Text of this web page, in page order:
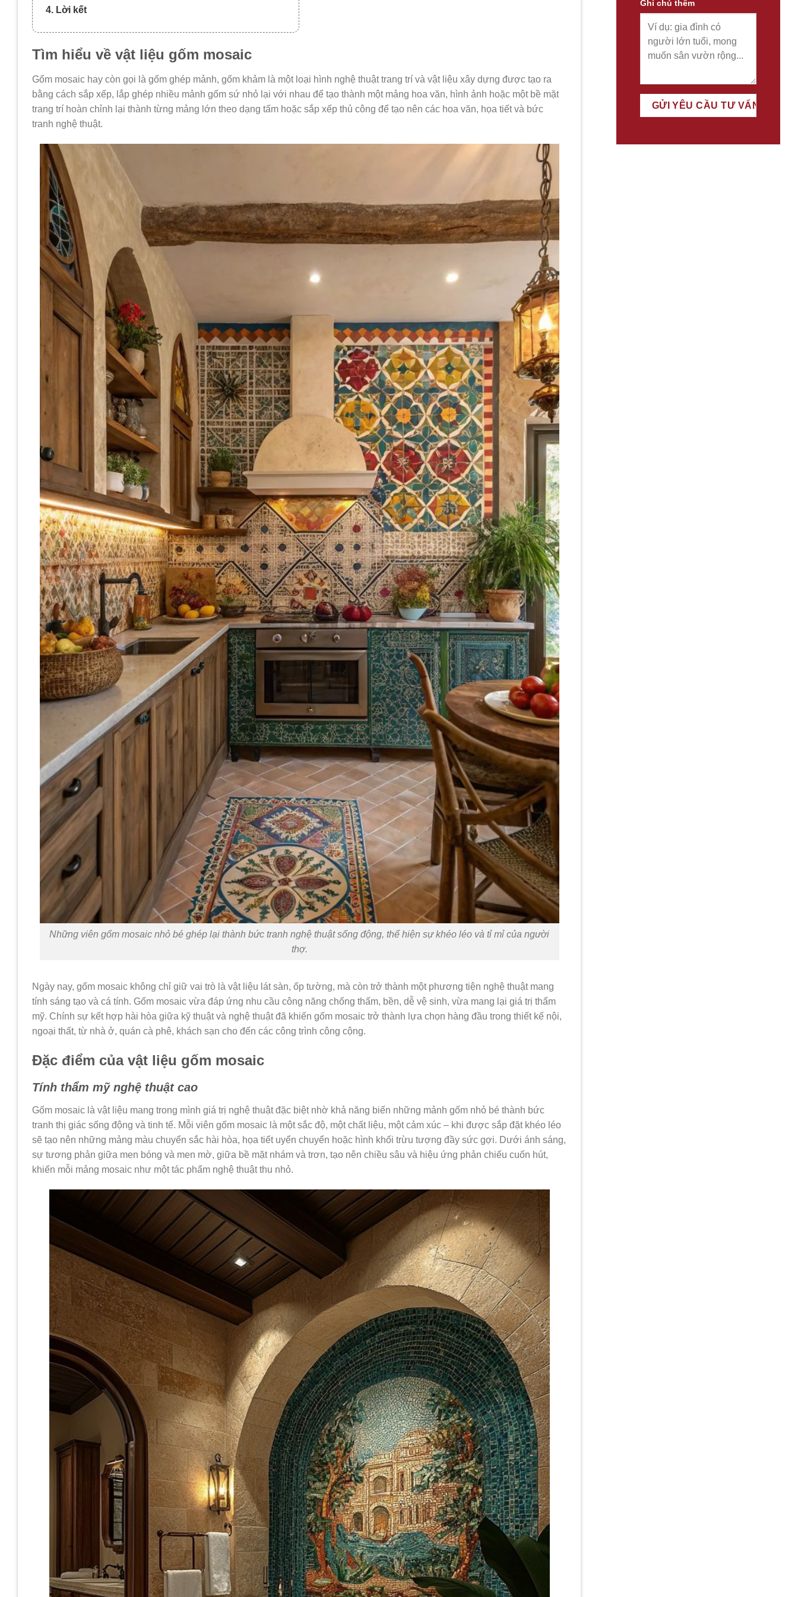
4. Lời kết
Tìm hiểu về vật liệu gốm mosaic
Gốm mosaic hay còn gọi là gốm ghép mảnh, gốm khảm là một loại hình nghệ thuật trang trí và vật liệu xây dựng được tạo ra
bằng cách sắp xếp, lắp ghép nhiều mảnh gốm sứ nhỏ lại với nhau để tạo thành một mảng hoa văn, hình ảnh hoặc một bề mặt
trang trí hoàn chỉnh lại thành từng mảng lớn theo dạng tấm hoặc sắp xếp thủ công để tạo nên các hoa văn, họa tiết và bức
tranh nghệ thuật.
Những viên gốm mosaic nhỏ bé ghép lại thành bức tranh nghệ thuật sống động, thể hiện sự khéo léo và tỉ mỉ của người
thợ.
Ngày nay, gốm mosaic không chỉ giữ vai trò là vật liệu lát sàn, ốp tường, mà còn trở thành một phương tiện nghệ thuật mang
tính sáng tạo và cá tính. Gốm mosaic vừa đáp ứng nhu cầu công năng chống thấm, bền, dễ vệ sinh, vừa mang lại giá trị thẩm
mỹ. Chính sự kết hợp hài hòa giữa kỹ thuật và nghệ thuật đã khiến gốm mosaic trở thành lựa chọn hàng đầu trong thiết kế nội,
ngoại thất, từ nhà ở, quán cà phê, khách sạn cho đến các công trình công cộng.
Đặc điểm của vật liệu gốm mosaic
Tính thẩm mỹ nghệ thuật cao
Gốm mosaic là vật liệu mang trong mình giá trị nghệ thuật đặc biệt nhờ khả năng biến những mảnh gốm nhỏ bé thành bức
tranh thị giác sống động và tinh tế. Mỗi viên gốm mosaic là một sắc độ, một chất liệu, một cảm xúc – khi được sắp đặt khéo léo
sẽ tạo nên những mảng màu chuyển sắc hài hòa, họa tiết uyển chuyển hoặc hình khối trừu tượng đầy sức gợi. Dưới ánh sáng,
sự tương phản giữa men bóng và men mờ, giữa bề mặt nhám và trơn, tạo nên chiều sâu và hiệu ứng phản chiếu cuốn hút,
khiến mỗi mảng mosaic như một tác phẩm nghệ thuật thu nhỏ.
Ghi chú thêm